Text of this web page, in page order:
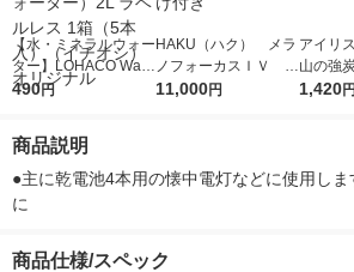
【水・ミネラルウォー
ター】LOHACO Wate
r（ロハコウォータ
シ） オリジナル
490円
HAKU（ハク） メラ
ノフォーカスＩＶ 4
5ｇ 資生堂 おまけ
11,000円
アイリ
山の強
レス
1,420円
商品説明
●主に乾電池4本用の懐中電灯などに使用し
に
商品仕様/スペック